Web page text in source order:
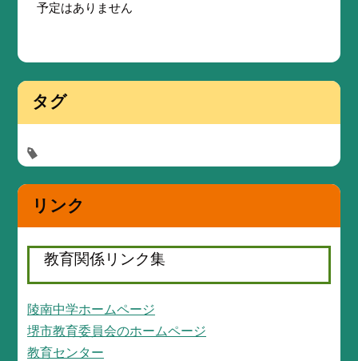
予定はありません
タグ
リンク
教育関係リンク集
陵南中学ホームページ
堺市教育委員会のホームページ
教育センター